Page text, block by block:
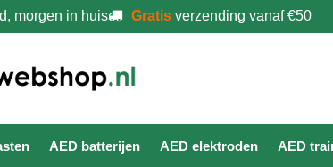
morgen in huis Gratis verzending vanaf €50
AED batterijen AED elektroden AED